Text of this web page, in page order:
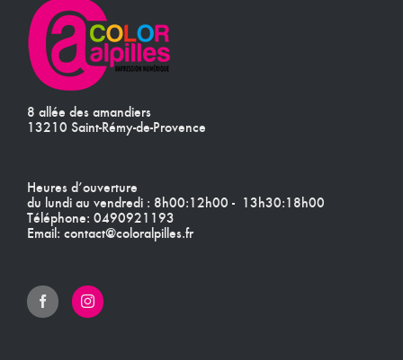
8 allée des amandiers
13210 Saint-Rémy-de-Provence
Heures d’ouverture
du lundi au vendredi : 8h00:12h00 - 13h30:18h00
Téléphone: 0490921193
Email: contact@coloralpilles.fr